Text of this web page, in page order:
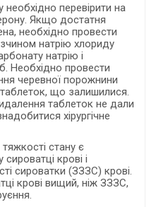
перевірити на
Якщо достатня
необхідно провести
натрію хлориду
натрію і
Необхідно провести
черевної порожнини
що залишилися.
таблеток не дали
хірургічне
стану є
крові і
сироватки (ЗЗЗС) крові.
крові вищий, ніж ЗЗЗС,